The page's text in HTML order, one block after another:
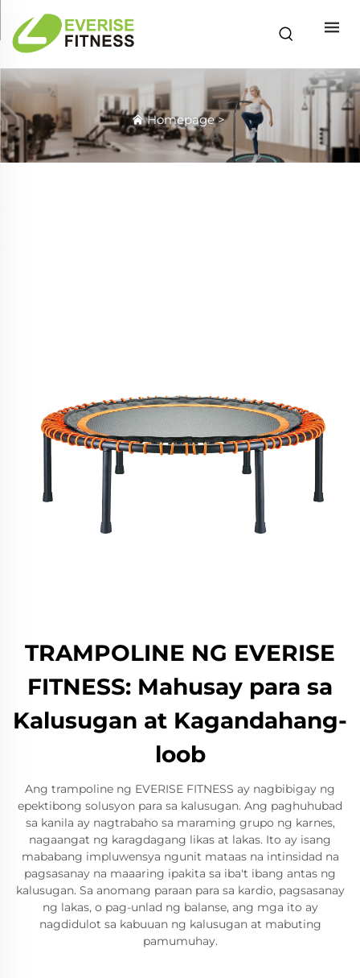
Homepage>
TRAMPOLINE NG EVERISE
FITNESS: Mahusay para sa
Kalusugan at Kagandahang-
loob
Ang trampoline ng EVERISE FITNESS ay nagbibigay ng
epektibong solusyon para sa kalusugan. Ang paghuhubad
sa kanila ay nagtrabaho sa maraming grupo ng karnes,
nagaangat ng karagdagang likas at lakas. Ito ay isang
mababang impluwensya ngunit mataas na intinsidad na
pagsasanay na maaaring ipakita sa iba't ibang antas ng
kalusugan. Sa anomang paraan para sa kardio, pagsasanay
ng lakas, o pag-unlad ng balanse, ang mga ito ay
nagdidulot sa kabuuan ng kalusugan at mabuting
pamumuhay.